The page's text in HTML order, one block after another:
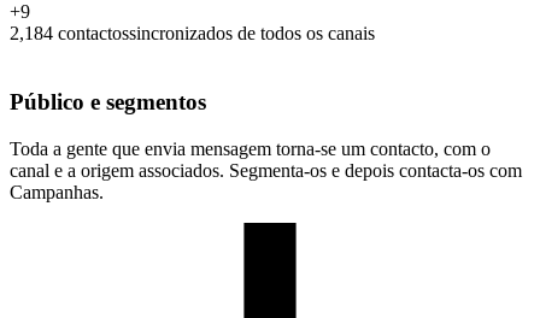
+9
2,184 contactossincronizados de todos os canais
Público e segmentos
Toda a gente que envia mensagem torna-se um contacto, com o
canal e a origem associados. Segmenta-os e depois contacta-os com
Campanhas.